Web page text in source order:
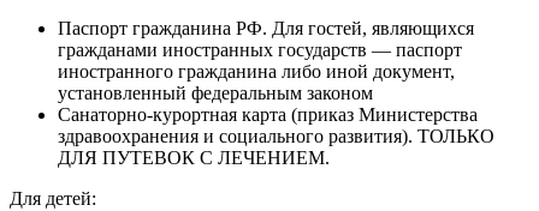
Паспорт гражданина РФ. Для гостей, являющихся
гражданами иностранных государств — паспорт
иностранного гражданина либо иной документ,
установленный федеральным законом
Санаторно-курортная карта (приказ Министерства
здравоохранения и социального развития). ТОЛЬКО
ДЛЯ ПУТЕВОК С ЛЕЧЕНИЕМ.
Для детей: